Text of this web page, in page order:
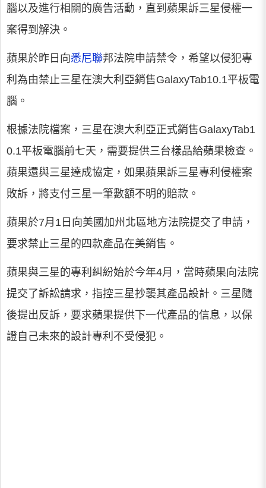
腦以及進行相關的廣告活動，直到蘋果訴三星侵權一
案得到解決。
蘋果於昨日向悉尼聯邦法院申請禁令，希望以侵犯專
利為由禁止三星在澳大利亞銷售GalaxyTab10.1平板電
腦。
根據法院檔案，三星在澳大利亞正式銷售GalaxyTab1
0.1平板電腦前七天，需要提供三台樣品給蘋果檢查。
蘋果還與三星達成協定，如果蘋果訴三星專利侵權案
敗訴，將支付三星一筆數額不明的賠款。
蘋果於7月1日向美國加州北區地方法院提交了申請，
要求禁止三星的四款產品在美銷售。
蘋果與三星的專利糾紛始於今年4月，當時蘋果向法院
提交了訴訟請求，指控三星抄襲其產品設計。三星隨
後提出反訴，要求蘋果提供下一代產品的信息，以保
證自己未來的設計專利不受侵犯。